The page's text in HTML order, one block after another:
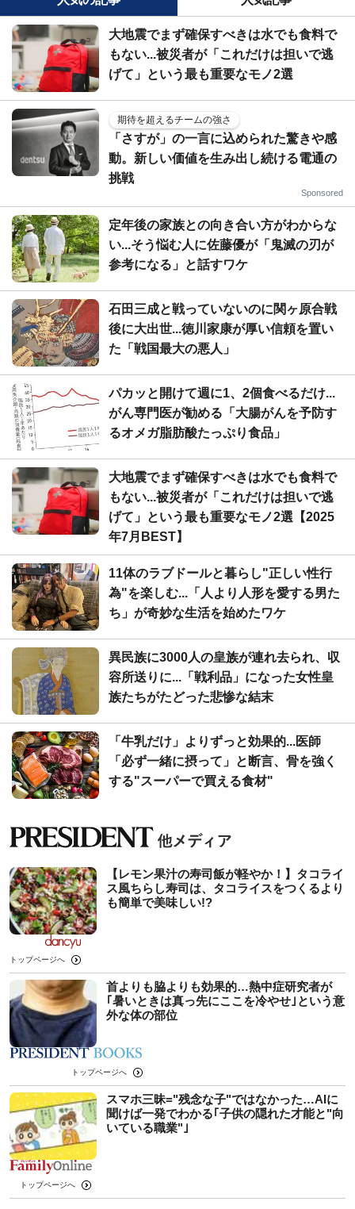
大地震でまず確保すべきは水でも食料で
もない...被災者が「これだけは担いで逃
げて」という最も重要なモノ2選
期待を超えるチームの強さ
「さすが」の一言に込められた驚きや感
動。新しい価値を生み出し続ける電通の
挑戦
Sponsored
定年後の家族との向き合い方がわからな
い...そう悩む人に佐藤優が「鬼滅の刃が
参考になる」と話すワケ
石田三成と戦っていないのに関ヶ原合戦
後に大出世...徳川家康が厚い信頼を置い
た「戦国最大の悪人」
パカッと開けて週に1、2個食べるだけ...
がん専門医が勧める「大腸がんを予防す
るオメガ脂肪酸たっぷり食品」
大地震でまず確保すべきは水でも食料で
もない...被災者が「これだけは担いで逃
げて」という最も重要なモノ2選【2025
年7月BEST】
11体のラブドールと暮らし"正しい性行
為"を楽しむ...「人より人形を愛する男た
ち」が奇妙な生活を始めたワケ
異民族に3000人の皇族が連れ去られ、収
容所送りに...「戦利品」になった女性皇
族たちがたどった悲惨な結末
「牛乳だけ」よりずっと効果的...医師
「必ず一緒に摂って」と断言、骨を強く
する"スーパーで買える食材"
【レモン果汁の寿司飯が軽やか！】タコライ
ス風ちらし寿司は、タコライスをつくるより
も簡単で美味しい!?
トップページへ
首よりも脇よりも効果的…熱中症研究者が
｢暑いときは真っ先にここを冷やせ｣という意
外な体の部位
トップページへ
スマホ三昧="残念な子"ではなかった…AIに
聞けば一発でわかる｢子供の隠れた才能と"向
いている職業"｣
トップページへ